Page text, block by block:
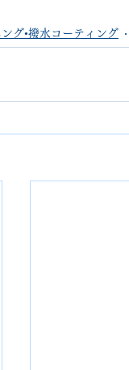
グ•撥水コーティング